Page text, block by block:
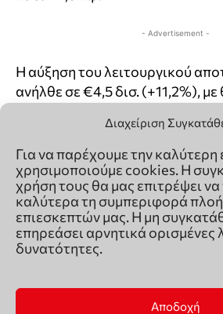
Διαχείριση
Για να παρέχουμε την καλύτερη
χρησιμοποιούμε cookies. Η
χρήση τους θα μας επιτρέψει
καλύτερα τη συμπεριφορά
επιεσκεπτών μας. Η μη
επηρεάσει αρνητικά ορισμένες
δυνατότητες.
Αποδοχή